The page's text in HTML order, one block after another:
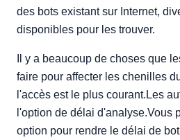
des bots existant sur Internet,
disponibles pour les trouver.
Il y a beaucoup de choses que
faire pour affecter les chenilles
l'accès est le plus courant.Les
l'option de délai d'analyse.Vous
option pour rendre le délai de